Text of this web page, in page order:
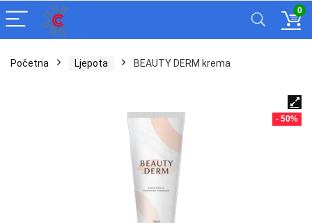
0
Početna Ljepota BEAUTY DERM krema
- 50%